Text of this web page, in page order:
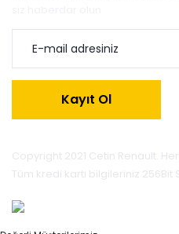
Kayıt Ol
Copyright 2021 Cetin Renault. Her
Tüm kredi kartı bilgileriniz 256Bit